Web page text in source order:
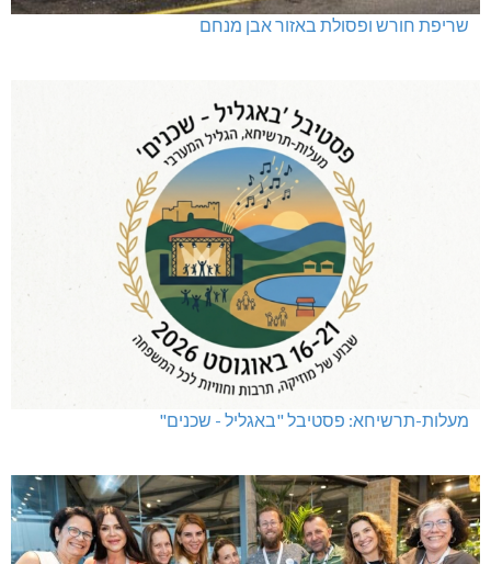
שריפת חורש ופסולת באזור אבן מנחם